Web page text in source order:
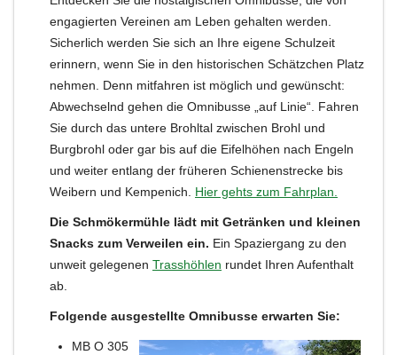
engagierten Vereinen am Leben gehalten werden.
Sicherlich werden Sie sich an Ihre eigene Schulzeit
erinnern, wenn Sie in den historischen Schätzchen Platz
nehmen. Denn mitfahren ist möglich und gewünscht:
Abwechselnd gehen die Omnibusse „auf Linie“. Fahren
Sie durch das untere Brohltal zwischen Brohl und
Burgbrohl oder gar bis auf die Eifelhöhen nach Engeln
und weiter entlang der früheren Schienenstrecke bis
Weibern und Kempenich. Hier gehts zum Fahrplan.
Die Schmökermühle lädt mit Getränken und kleinen
Snacks zum Verweilen ein. Ein Spaziergang zu den
unweit gelegenen Trasshöhlen rundet Ihren Aufenthalt
ab.
Folgende ausgestellte Omnibusse erwarten Sie:
MB O 305